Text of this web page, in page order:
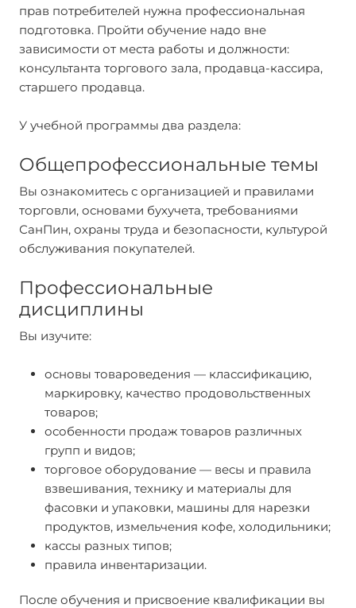
прав потребителей нужна профессиональная
подготовка. Пройти обучение надо вне
зависимости от места работы и должности:
консультанта торгового зала, продавца-кассира,
старшего продавца.
У учебной программы два раздела:
Общепрофессиональные темы
Вы ознакомитесь с организацией и правилами
торговли, основами бухучета, требованиями
СанПин, охраны труда и безопасности, культурой
обслуживания покупателей.
Профессиональные
дисциплины
Вы изучите:
основы товароведения — классификацию,
маркировку, качество продовольственных
товаров;
особенности продаж товаров различных
групп и видов;
торговое оборудование — весы и правила
взвешивания, технику и материалы для
фасовки и упаковки, машины для нарезки
продуктов, измельчения кофе, холодильники;
кассы разных типов;
правила инвентаризации.
После обучения и присвоение квалификации вы